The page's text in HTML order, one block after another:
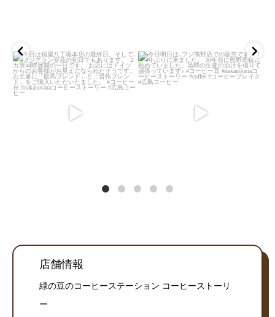
3月 18 3月 7
店舗情報
緑の豆のコーヒーステーション コーヒーストーリ
ー